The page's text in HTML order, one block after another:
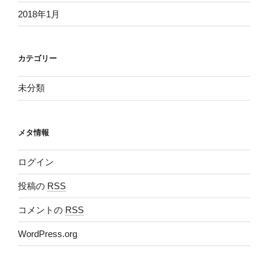
2018年1月
カテゴリー
未分類
メタ情報
ログイン
投稿の RSS
コメントの RSS
WordPress.org